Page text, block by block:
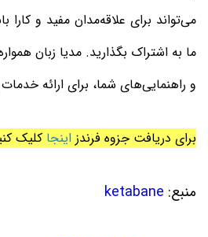
می‌تواند برای علاقه‌مدان مفید و کارا
ما به اشتراک بگذارید. مدیا زبان
و راهنمایی‌های شما، برای ارائه
برای دریافت جزوه فرندز اینجا کلیک
منبع: ketabane